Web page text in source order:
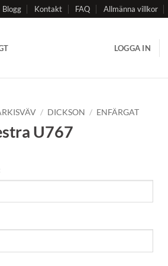
Blogg Kontakt FAQ Allmänna villkor
LOGGA IN
/ DICKSON / ENFÄRGAT
U767